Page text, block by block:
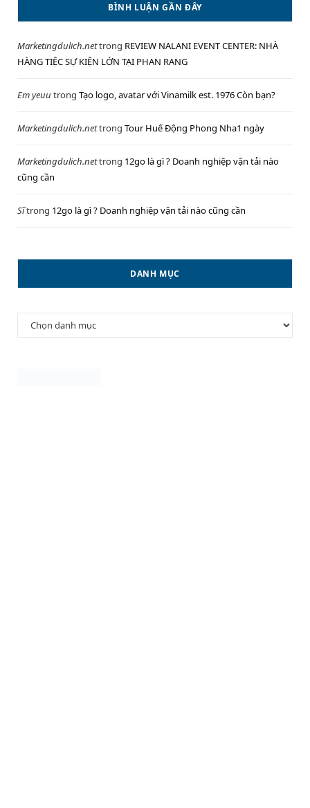
BÌNH LUẬN GẦN ĐÂY
Marketingdulich.nettrong REVIEW NALANI EVENT CENTER: NHÀ
HÀNG TIỆC SỰ KIỆN LỚN TẠI PHAN RANG
Em yeuu trong Tạo logo, avatar với Vinamilk est. 1976 Còn bạn?
Marketingdulich.nettrong Tour Huế Động Phong Nha1 ngày
Marketingdulich.nettrong 12go là gì ? Doanh nghiệp vận tải nào
cũng cần
Sĩtrong 12go là gì ? Doanh nghiệp vận tải nào cũng cần
DANH MỤC
Danh
mục